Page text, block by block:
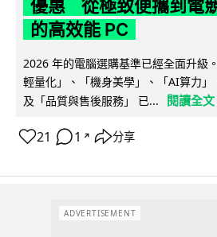
優惠 從極致便攜到電
的高效能 PC
2026 年的電腦選購基準已經全面升級
輕量化」、「機身美學」、「AI算力
及「品質與售後服務」 已...
閱讀全文
21 1 ↗ 分享
ADVERTISEMENT